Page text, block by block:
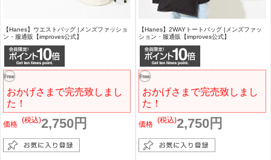
【Hanes】ウエストバッグ |メンズファッショ
ン・服通販【improves公式】
おかげさまで完売致しまし
た！
価格 2,750円
(税込)
【Hanes】2WAYトートバッグ |メンズファッ
ション・服通販【improves公式】
おかげさまで完売致しまし
た！
価格 2,750円
(税込)